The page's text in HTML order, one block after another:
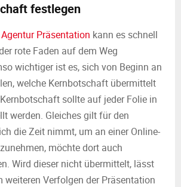
festlegen
Präsentation kann es schnell
rote Faden auf dem Weg
wichtiger ist es, sich von Beginn an
welche Kernbotschaft übermittelt
sollte auf jeder Folie in
werden. Gleiches gilt für den
die Zeit nimmt, um an einer Online-
möchte dort auch
Wird dieser nicht übermittelt, lässt
weiteren Verfolgen der Präsentation